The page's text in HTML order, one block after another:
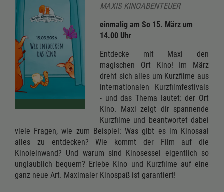
MAXIS KINOABENTEUER
einmalig am So 15. März um
14.00 Uhr
Entdecke mit Maxi den
magischen Ort Kino! Im März
dreht sich alles um Kurzfilme aus
internationalen Kurzfilmfestivals
- und das Thema lautet: der Ort
Kino. Maxi zeigt dir spannende
Kurzfilme und beantwortet dabei
viele Fragen, wie zum Beispiel: Was gibt es im Kinosaal
alles zu entdecken? Wie kommt der Film auf die
Kinoleinwand? Und warum sind Kinosessel eigentlich so
unglaublich bequem? Erlebe Kino und Kurzfilme auf eine
ganz neue Art. Maximaler Kinospaß ist garantiert!